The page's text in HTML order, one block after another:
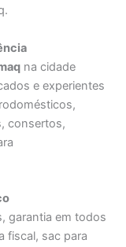
na cidade
e experientes
consertos,
garantia em todos
fiscal, sac para